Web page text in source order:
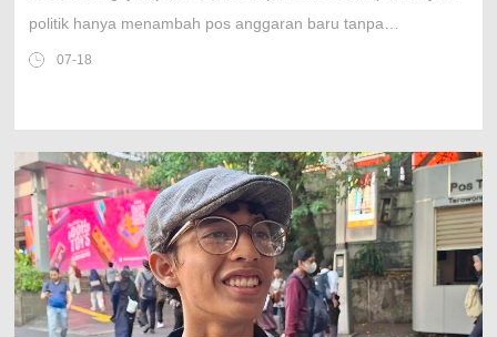
politik hanya menambah pos anggaran baru tanpa
mengurangi tekanan untuk balik modal politik.
07-18